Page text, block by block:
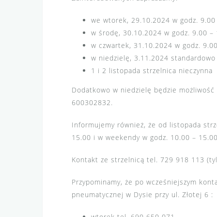
we wtorek, 29.10.2024 w godz.
w środę, 30.10.2024 w godz. 9.00 –
w czwartek, 31.10.2024 w godz.
w niedzielę, 3.11.2024
1 i 2 listopada strzelnica nieczynna
Dodatkowo w niedzielę będzie
600302832.
Informujemy również, że od listopada
15.00 i w weekendy w godz. 10.00 –
Kontakt ze strzelnicą tel. 729 918 113
Przypominamy, że po wcześniejszym
pneumatycznej w Dysie przy ul. Złotej 6 :